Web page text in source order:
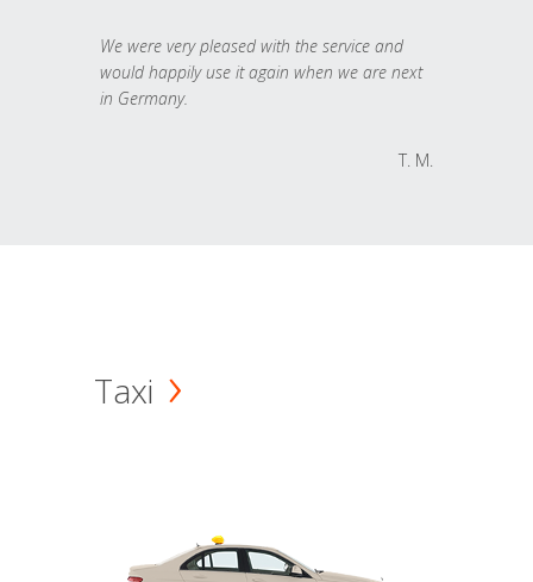
We were very pleased with the service and
would happily use it again when we are next
in Germany.
T. M.
Taxi